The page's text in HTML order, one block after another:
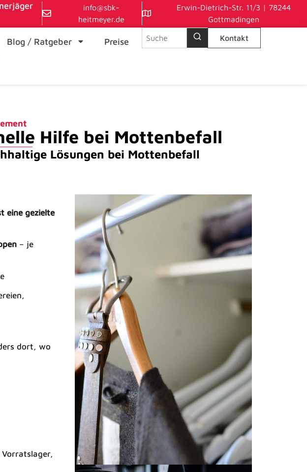
info@sbk-
heitmeyer.de
Erwin-Dietrich-Str. 11/3 | 78244
Gottmadingen
Blog / Ratgeber Preise
Suche nach:
Kontakt
Hilfe bei Mottenbefall
Lösungen bei Mottenbefall
eine gezielte
– je
dort, wo